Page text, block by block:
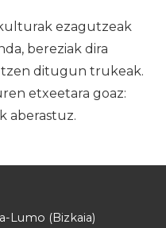
ezagutzeak
bereziak dira
ditugun trukeak.
etxeetara goaz:
aberastuz.
Lumo (Bizkaia)